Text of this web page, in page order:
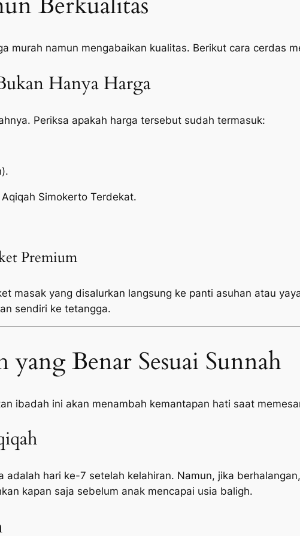
murah namun mengabaikan kualitas. Berikut cara cerdas
Hanya Harga
Periksa apakah harga tersebut sudah termasuk:
Simokerto Terdekat.
Premium
masak yang disalurkan langsung ke panti asuhan atau
sendiri ke tetangga.
yang Benar Sesuai Sunnah
ibadah ini akan menambah kemantapan hati saat
adalah hari ke-7 setelah kelahiran. Namun, jika
kapan saja sebelum anak mencapai usia baligh.